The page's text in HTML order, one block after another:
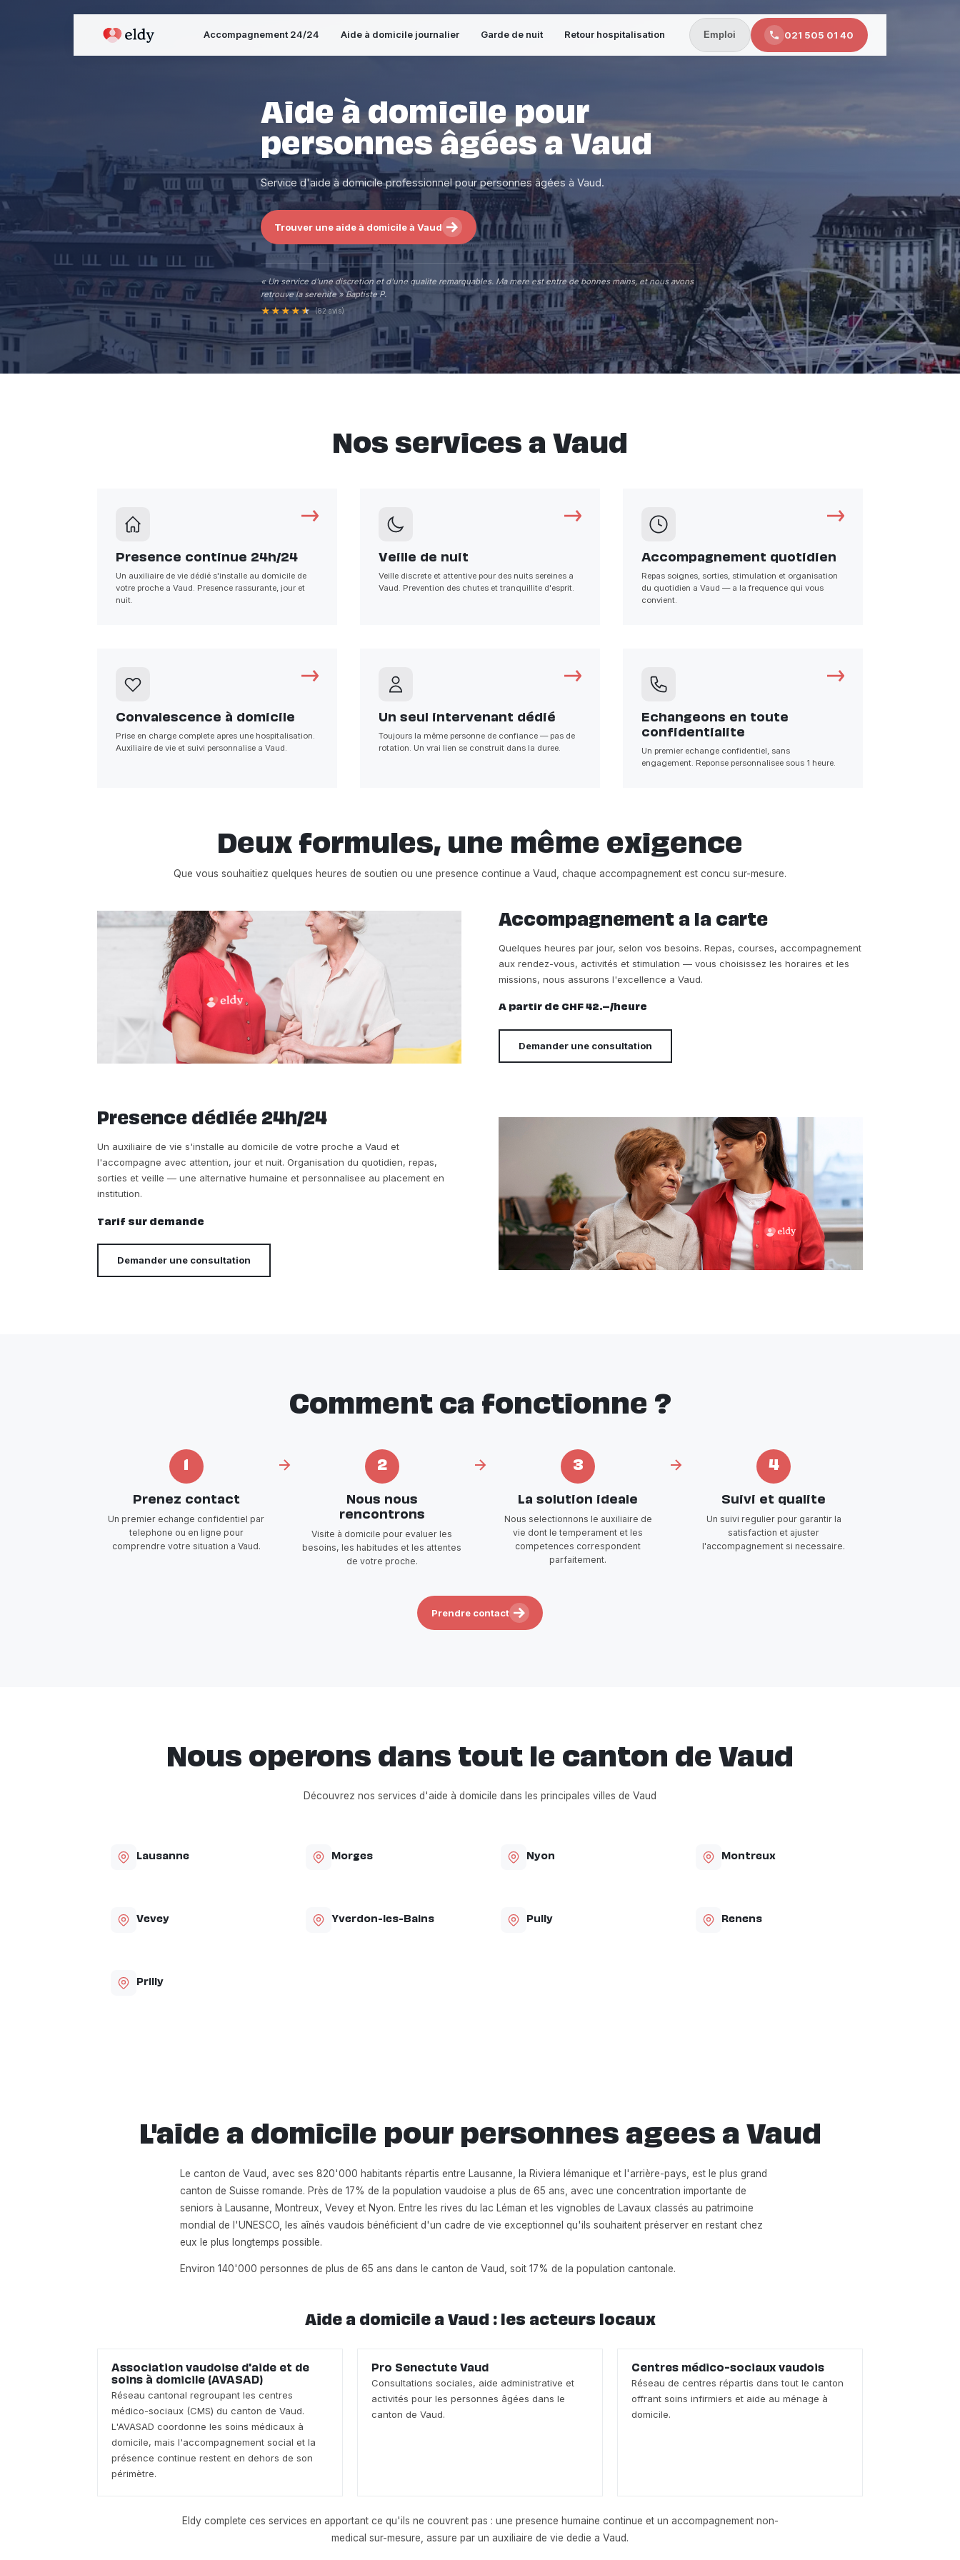
Accompagnement 24/24 Aide à domicile journalier Garde de nuit Retour hospitalisation Emploi 021 505 01 40
Aide à domicile pour
personnes âgées a Vaud
Service d'aide à domicile professionnel pour personnes âgées à Vaud.
Trouver une aide à domicile à Vaud
« Un service d'une discretion et d'une qualite remarquables. Ma mere est entre de bonnes mains, et nous avons
retrouve la serenite » Baptiste P.
★★★★★ (82 avis)
Nos services a Vaud
Presence continue 24h/24
Un auxiliaire de vie dédié s'installe au domicile de
votre proche a Vaud. Presence rassurante, jour et
nuit.
Veille de nuit
Veille discrete et attentive pour des nuits sereines a
Vaud. Prevention des chutes et tranquillite d'esprit.
Accompagnement quotidien
Repas soignes, sorties, stimulation et organisation
du quotidien a Vaud — a la frequence qui vous
convient.
Convalescence à domicile
Prise en charge complete apres une hospitalisation.
Auxiliaire de vie et suivi personnalise a Vaud.
Un seul intervenant dédié
Toujours la même personne de confiance — pas de
rotation. Un vrai lien se construit dans la duree.
Echangeons en toute
confidentialite
Un premier echange confidentiel, sans
engagement. Reponse personnalisee sous 1 heure.
Deux formules, une même exigence
Que vous souhaitiez quelques heures de soutien ou une presence continue a Vaud, chaque accompagnement est concu sur-mesure.
Accompagnement a la carte
Quelques heures par jour, selon vos besoins. Repas, courses, accompagnement
aux rendez-vous, activités et stimulation — vous choisissez les horaires et les
missions, nous assurons l'excellence a Vaud.
A partir de CHF 42.–/heure
Demander une consultation
Presence dédiée 24h/24
Un auxiliaire de vie s'installe au domicile de votre proche a Vaud et
l'accompagne avec attention, jour et nuit. Organisation du quotidien, repas,
sorties et veille — une alternative humaine et personnalisee au placement en
institution.
Tarif sur demande
Demander une consultation
Comment ca fonctionne ?
Prenez contact
Un premier echange confidentiel par
telephone ou en ligne pour
comprendre votre situation a Vaud.
2
Nous nous
rencontrons
Visite à domicile pour evaluer les
besoins, les habitudes et les attentes
de votre proche.
3
La solution ideale
Nous selectionnons le auxiliaire de
vie dont le temperament et les
competences correspondent
parfaitement.
4
Suivi et qualite
Un suivi regulier pour garantir la
satisfaction et ajuster
l'accompagnement si necessaire.
Prendre contact
Nous operons dans tout le canton de Vaud
Découvrez nos services d'aide à domicile dans les principales villes de Vaud
Lausanne Morges Nyon Montreux
Vevey Yverdon-les-Bains Pully Renens
Prilly
L'aide a domicile pour personnes agees a Vaud
Le canton de Vaud, avec ses 820'000 habitants répartis entre Lausanne, la Riviera lémanique et l'arrière-pays, est le plus grand
canton de Suisse romande. Près de 17% de la population vaudoise a plus de 65 ans, avec une concentration importante de
seniors à Lausanne, Montreux, Vevey et Nyon. Entre les rives du lac Léman et les vignobles de Lavaux classés au patrimoine
mondial de l'UNESCO, les aînés vaudois bénéficient d'un cadre de vie exceptionnel qu'ils souhaitent préserver en restant chez
eux le plus longtemps possible.
Environ 140'000 personnes de plus de 65 ans dans le canton de Vaud, soit 17% de la population cantonale.
Aide a domicile a Vaud : les acteurs locaux
Association vaudoise d'aide et de
soins à domicile (AVASAD)
Réseau cantonal regroupant les centres
médico-sociaux (CMS) du canton de Vaud.
L'AVASAD coordonne les soins médicaux à
domicile, mais l'accompagnement social et la
présence continue restent en dehors de son
périmètre.
Pro Senectute Vaud
Consultations sociales, aide administrative et
activités pour les personnes âgées dans le
canton de Vaud.
Centres médico-sociaux vaudois
Réseau de centres répartis dans tout le canton
offrant soins infirmiers et aide au ménage à
domicile.
Eldy complete ces services en apportant ce qu'ils ne couvrent pas : une presence humaine continue et un accompagnement non-
medical sur-mesure, assure par un auxiliaire de vie dedie a Vaud.